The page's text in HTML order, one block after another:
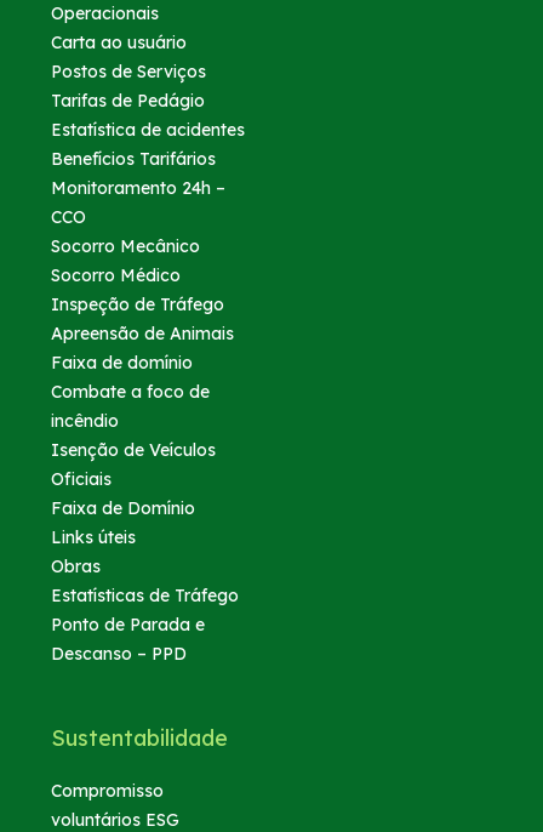
Operacionais
Carta ao usuário
Postos de Serviços
Tarifas de Pedágio
Estatística de acidentes
Benefícios Tarifários
Monitoramento 24h –
CCO
Socorro Mecânico
Socorro Médico
Inspeção de Tráfego
Apreensão de Animais
Faixa de domínio
Combate a foco de
incêndio
Isenção de Veículos
Oficiais
Faixa de Domínio
Links úteis
Obras
Estatísticas de Tráfego
Ponto de Parada e
Descanso – PPD
Sustentabilidade
Compromisso
voluntários ESG